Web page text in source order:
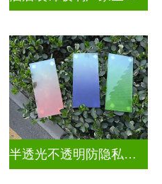
半透光不透明防隐私渐变装饰玻璃